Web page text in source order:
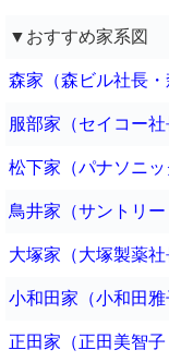
▼おすすめ家系図
森家（森ビル社長・
服部家（セイコー
松下家（パナソニッ
鳥井家（サントリー
大塚家（大塚製薬社
小和田家（小和田雅
正田家（正田美智子